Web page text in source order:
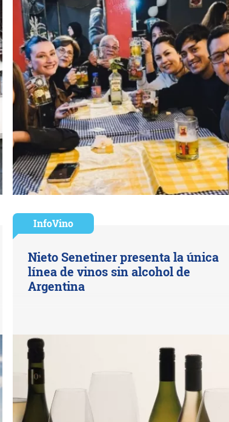
InfoVino
Nieto Senetiner presenta la única
línea de vinos sin alcohol de
Argentina